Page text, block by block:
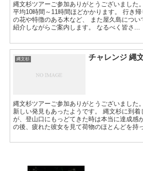
縄文杉ツアーご参加ありがとうございました
平均10時間～11時間ほどかかります。 行き
の花や特徴のある木など、 また屋久島につい
紹介しながらご案内します。 なるべく皆さ...
縄文杉 チャレンジ 縄
縄文杉ツアーご参加ありがとうございました
新しい発見もあったようです。 縄文杉に到着
が、登山口にもっどてきた時は本当に達成感
の後、疲れた彼女を見て荷物のほとんどを持